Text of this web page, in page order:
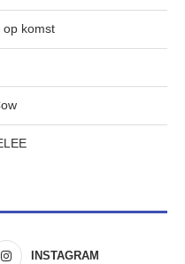
op komst
INSTAGRAM